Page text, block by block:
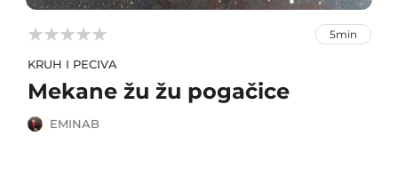


 5min
KRUH I PECIVA
Mekane žu žu pogačice
EMINAB